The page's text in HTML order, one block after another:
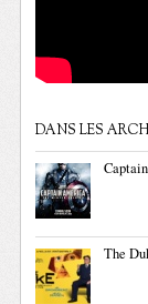
DANS LES
The